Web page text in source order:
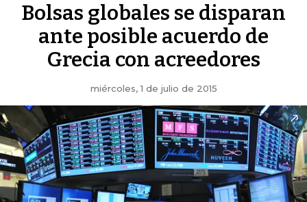
Bolsas globales se disparan
ante posible acuerdo de
Grecia con acreedores
miércoles, 1 de julio de 2015